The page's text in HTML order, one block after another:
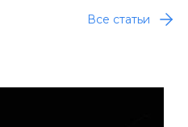
Все статьи